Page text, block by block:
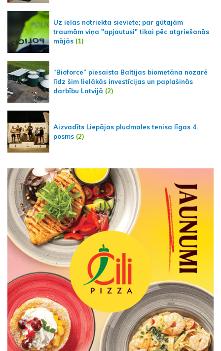
Uz ielas notriekta sieviete; par gūtajām
traumām viņa "apjautusi" tikai pēc atgriešanās
mājās (1)
“Bioforce” piesaista Baltijas biometāna nozarē
līdz šim lielākās investīcijas un paplašinās
darbību Latvijā (2)
Aizvadīts Liepājas pludmales tenisa līgas 4.
posms (2)